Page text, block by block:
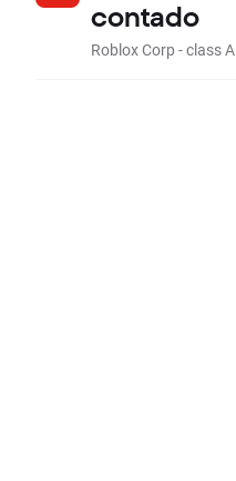
contado
Roblox Corp - class A